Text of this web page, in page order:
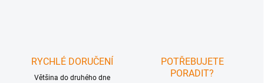
RYCHLÉ DORUČENÍ
Většina do druhého dne
POTŘEBUJETE
PORADIT?